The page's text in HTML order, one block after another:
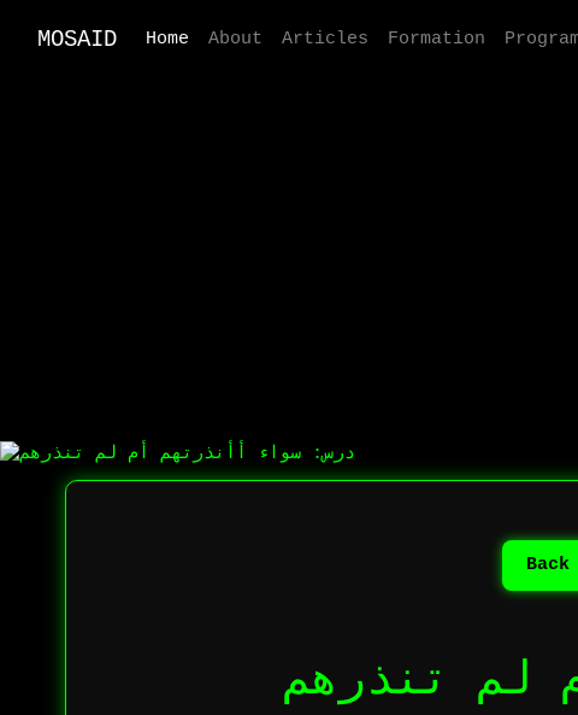
MOSAID Home About Articles Formation
لم تنذرهم